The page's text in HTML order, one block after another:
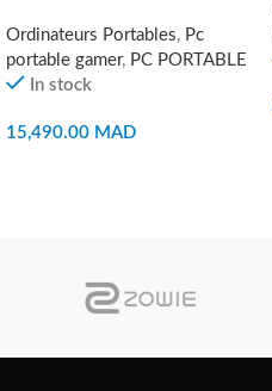
Ordinateurs Portables, Pc
portable gamer, PC PORTABLE
In stock
15,490.00 MAD